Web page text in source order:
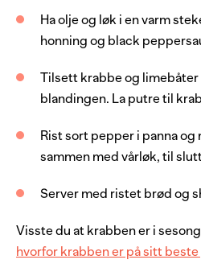
2 ss
black pepper
4 båter
lime
2 stk
sjalottløk
olje
Sriracha-dressing
Ha olje og løk i en varm
honning og black
Tilsett krabbe og limebåter
blandingen. La putre til
Rist sort pepper i panna og
sammen med vårløk, til
Server med ristet brød og
Visste du at krabben er i
hvorfor krabben er på sitt